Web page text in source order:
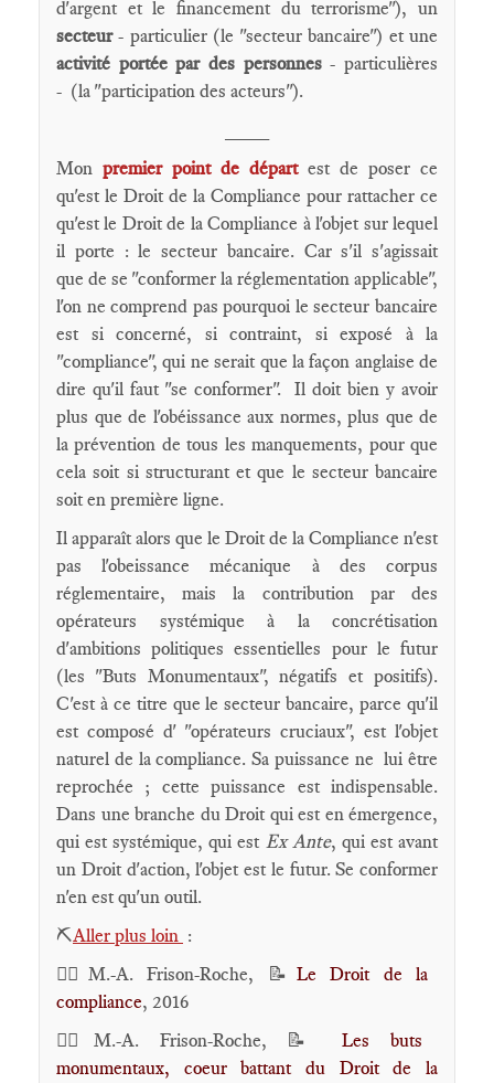
d'argent et le financement du terrorisme"), un
secteur- particulier (le "secteur bancaire") et une
activité portée par des personnes- particulières
- (la "participation des acteurs").
Mon premier point de départ est de poser ce
qu'est le Droit de la Compliance pour rattacher ce
qu'est le Droit de la Compliance à l'objet sur lequel
il porte : le secteur bancaire. Car s'il s'agissait
que de se "conformer la réglementation applicable",
l'on ne comprend pas pourquoi le secteur bancaire
est si concerné, si contraint, si exposé à la
"compliance", qui ne serait que la façon anglaise de
dire qu'il faut "se conformer". Il doit bien y avoir
plus que de l'obéissance aux normes, plus que de
la prévention de tous les manquements, pour que
cela soit si structurant et que le secteur bancaire
soit en première ligne.
Il apparaît alors que le Droit de la Compliance n'est
pas l'obeissance mécanique à des corpus
réglementaire, mais la contribution par des
opérateurs systémique à la concrétisation
d'ambitions politiques essentielles pour le futur
(les "Buts Monumentaux", négatifs et positifs).
C'est à ce titre que le secteur bancaire, parce qu'il
est composé d' "opérateurs cruciaux", est l'objet
naturel de la compliance. Sa puissance ne lui être
reprochée ; cette puissance est indispensable.
Dans une branche du Droit qui est en émergence,
qui est systémique, qui est Ex Ante, qui est avant
un Droit d'action, l'objet est le futur. Se conformer
n'en est qu'un outil.
⛏️Aller plus loin :
🕴🏻M.-A. Frison-Roche, 📝 Le Droit de la
compliance, 2016
🕴🏻M.-A. Frison-Roche, 📝Les buts
monumentaux, coeur battant du Droit de la